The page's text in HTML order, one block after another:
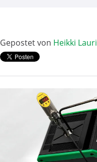
Gepostet von Heikki